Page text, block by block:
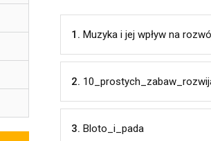
1. Muzyka i jej wpływ na
2.
3. Bloto_i_pada